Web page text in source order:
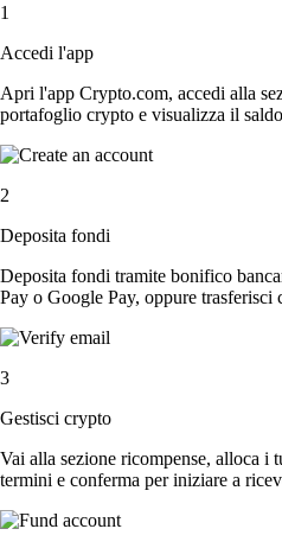
1
Accedi l'app
Apri l'app Crypto.com, accedi alla
portafoglio crypto e visualizza il
2
Deposita fondi
Deposita fondi tramite bonifico
Pay o Google Pay, oppure
3
Gestisci crypto
Vai alla sezione ricompense, alloca i
termini e conferma per iniziare a